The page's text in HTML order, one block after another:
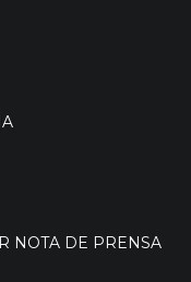
NOTA DE PRENSA